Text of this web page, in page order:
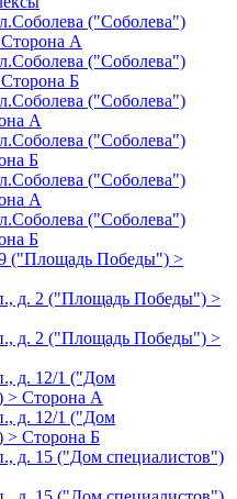
("Соболева")
А
("Соболева")
Б
("Соболева")
А
("Соболева")
Б
("Соболева")
А
("Соболева")
Б
("Площадь Победы") >
д. 2 ("Площадь Победы") >
д. 2 ("Площадь Победы") >
д. 12/1 ("Дом
> Сторона А
д. 12/1 ("Дом
> Сторона Б
д. 15 ("Дом специалистов")